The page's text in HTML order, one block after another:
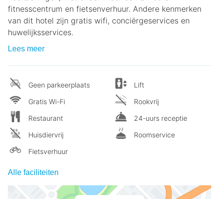
fitnesscentrum en fietsenverhuur. Andere kenmerken
van dit hotel zijn gratis wifi, conciërgeservices en
huwelijksservices.
Lees meer
Geen parkeerplaats
Gratis Wi-Fi
Restaurant
Huisdiervrij
Fietsverhuur
Lift
Rookvrij
24-uurs receptie
Roomservice
Alle faciliteiten